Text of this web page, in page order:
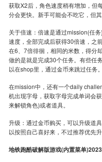
获取X2后，角色速度稍有增加，但
分会更快。新手可能会不吃它，但
关于倍速：倍速是通过mission(任
速度，全部完成后获得30倍速，之
在6、7倍徘徊，相同的米数，得分
做的是就是完成30个任务。有些任
以在shop里，通过金币来跳过任务。
在mission中，还有一个daily
机出现字母，获取字母完成单词会
来解锁角色)或者道具。
升级：通过金币购买，可以升级道
以按照自己喜好来，不过推荐优先升
地铁跑酷破解版游戏(内置菜单